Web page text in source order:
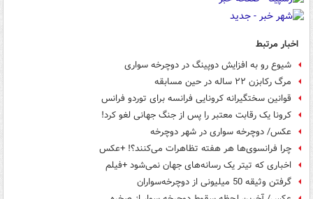
اخبار مرتبط
شیوع رو به افزایش دوپینگ در دوچرخه سواری
مرگ رکابزن ۲۲ ساله در حین مسابقه
قوانین سختگیرانه کرونایی فرانسه برای توردو فرانس
کرونا یک رقابت معتبر را پس از جنگ جهانی لغو کرد!
عکس/ دوچرخه سواری در شهر دوچرخه
چرا فرانسوی‌ها هر هفته تظاهرات می‌کنند؟! +عکس
اخباری که تیتر یک رسانه‌های جهان نمی‌شود +فیلم
گرفتن وثیقه 50 میلیونی از دوچرخه‌سواران